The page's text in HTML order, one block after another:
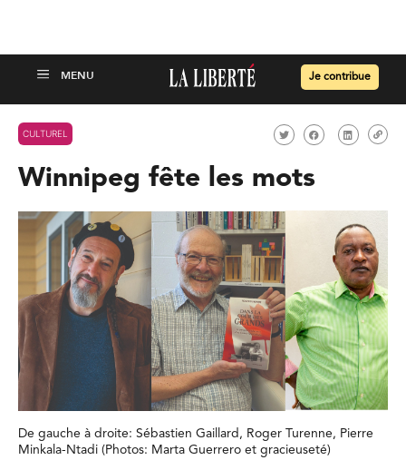
Je contribue
CULTUREL
Winnipeg fête les mots
De gauche à droite: Sébastien Gaillard, Roger Turenne, Pierre
Minkala-Ntadi (Photos: Marta Guerrero et gracieuseté)